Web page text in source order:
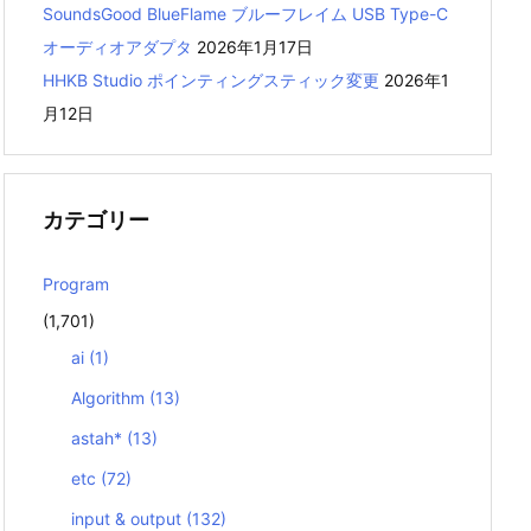
SoundsGood BlueFlame ブルーフレイム USB Type-C
オーディオアダプタ 2026年1月17日
HHKB Studio ポインティングスティック変更 2026年1
月12日
カテゴリー
Program
(1,701)
ai (1)
Algorithm (13)
astah* (13)
etc (72)
input & output (132)